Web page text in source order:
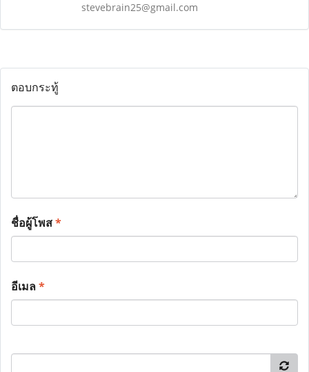
stevebrain25@gmail.com
ตอบกระทู้
ชื่อผู้โพส*
อีเมล*